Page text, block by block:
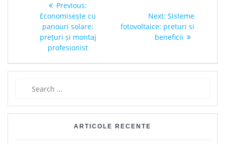
navigation
Previous:
post:
Economisește cu
panouri solare:
prețuri și montaj
profesionist
Next: Next
post:
Sisteme
fotovoltaice: preturi si
beneficii
ARTICOLE RECENTE